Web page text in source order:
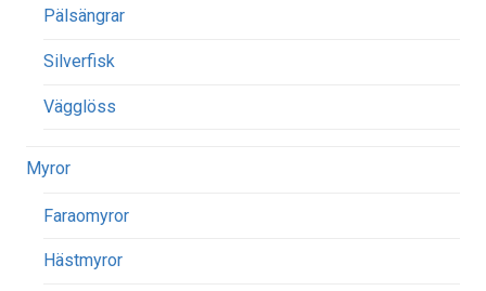
Pälsängrar
Silverfisk
Vägglöss
Myror
Faraomyror
Hästmyror